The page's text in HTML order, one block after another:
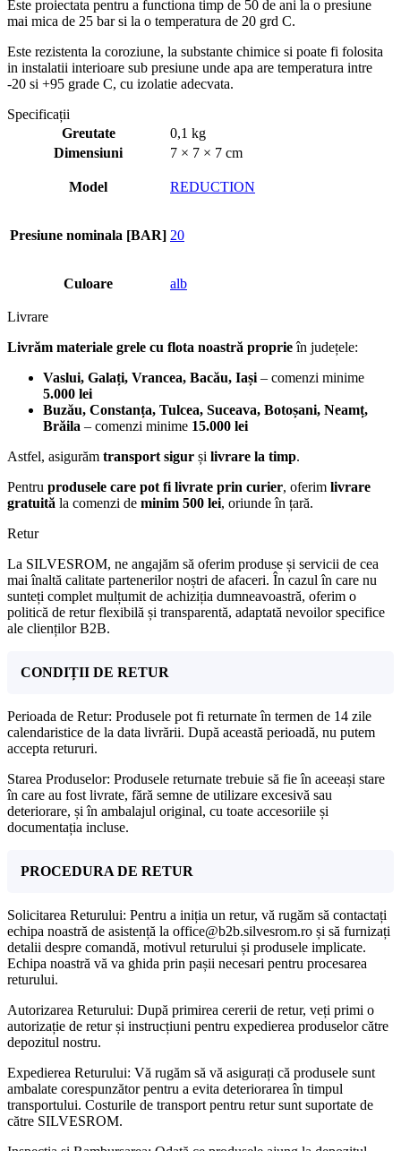
Este proiectata pentru a functiona timp de 50 de ani la o presiune
mai mica de 25 bar si la o temperatura de 20 grd C.
Este rezistenta la coroziune, la substante chimice si poate fi folosita
in instalatii interioare sub presiune unde apa are temperatura intre
-20 si +95 grade C, cu izolatie adecvata.
Specificații
Greutate
0,1 kg
Dimensiuni
7 × 7 × 7 cm
Model REDUCTION
Presiune nominala [BAR] 20
Culoare alb
Livrare
Livrăm materiale grele cu flota noastră proprieîn județele:
Vaslui, Galați, Vrancea, Bacău, Iași– comenzi minime
5.000 lei
Buzău, Constanța, Tulcea, Suceava, Botoșani, Neamț,
Brăila – comenzi minime 15.000 lei
Astfel, asigurăm transport sigur și livrare la timp.
Pentru produsele care pot fi livrate prin curier, oferim livrare
gratuită la comenzi de minim 500 lei, oriunde în țară.
Retur
La SILVESROM, ne angajăm să oferim produse și servicii de cea
mai înaltă calitate partenerilor noștri de afaceri. În cazul în care nu
sunteți complet mulțumit de achiziția dumneavoastră, oferim o
politică de retur flexibilă și transparentă, adaptată nevoilor specifice
ale clienților B2B.
CONDIȚII DE RETUR
Perioada de Retur: Produsele pot fi returnate în termen de 14 zile
calendaristice de la data livrării. După această perioadă, nu putem
accepta retururi.
Starea Produselor: Produsele returnate trebuie să fie în aceeași stare
în care au fost livrate, fără semne de utilizare excesivă sau
deteriorare, și în ambalajul original, cu toate accesoriile și
documentația incluse.
PROCEDURA DE RETUR
Solicitarea Returului: Pentru a iniția un retur, vă rugăm să contactați
echipa noastră de asistență la office@b2b.silvesrom.ro și să furnizați
detalii despre comandă, motivul returului și produsele implicate.
Echipa noastră vă va ghida prin pașii necesari pentru procesarea
returului.
Autorizarea Returului: După primirea cererii de retur, veți primi o
autorizație de retur și instrucțiuni pentru expedierea produselor către
depozitul nostru.
Expedierea Returului: Vă rugăm să vă asigurați că produsele sunt
ambalate corespunzător pentru a evita deteriorarea în timpul
transportului. Costurile de transport pentru retur sunt suportate de
către SILVESROM.